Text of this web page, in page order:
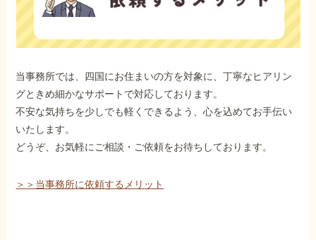
当事務所では、四国にお住まいの方を対象に、丁寧なヒアリン
グときめ細かなサポートで対応しております。
不安な気持ちを少しでも軽くできるよう、心を込めてお手伝い
いたします。
どうぞ、お気軽にご相談・ご依頼をお待ちしております。
＞＞当事務所に依頼するメリット